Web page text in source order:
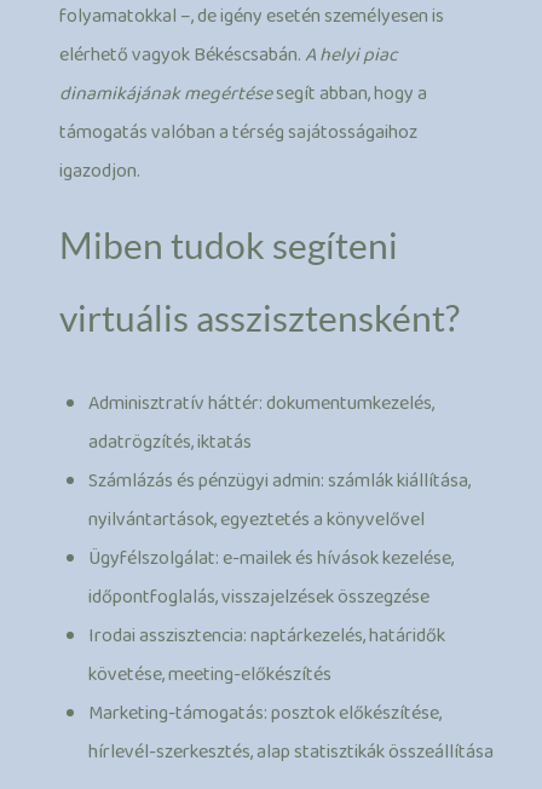
folyamatokkal –, de igény esetén személyesen is
elérhető vagyok Békéscsabán.A helyi piac
dinamikájának megértésesegít abban, hogy a
támogatás valóban a térség sajátosságaihoz
igazodjon.
Miben tudok segíteni
virtuális asszisztensként?
Adminisztratív háttér: dokumentumkezelés,
adatrögzítés, iktatás
Számlázás és pénzügyi admin: számlák kiállítása,
nyilvántartások, egyeztetés a könyvelővel
Ügyfélszolgálat: e-mailek és hívások kezelése,
időpontfoglalás, visszajelzések összegzése
Irodai asszisztencia: naptárkezelés, határidők
követése, meeting-előkészítés
Marketing-támogatás: posztok előkészítése,
hírlevél-szerkesztés, alap statisztikák összeállítása